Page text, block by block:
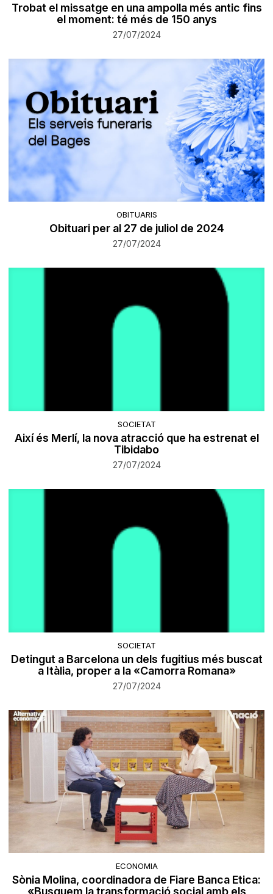
Trobat el missatge en una ampolla més antic fins
el moment: té més de 150 anys
27/07/2024
OBITUARIS
Obituari per al 27 de juliol de 2024
27/07/2024
SOCIETAT
Així és Merlí, la nova atracció que ha estrenat el
Tibidabo
27/07/2024
SOCIETAT
Detingut a Barcelona un dels fugitius més buscat
a Itàlia, proper a la «Camorra Romana»
27/07/2024
ECONOMIA
Sònia Molina, coordinadora de Fiare Banca Etica: